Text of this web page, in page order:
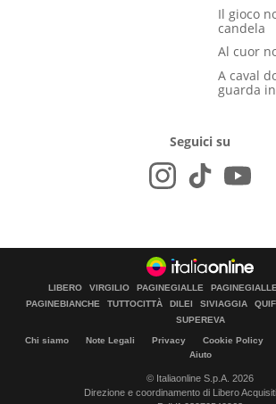
Il gioco
candela
Al cuor
A caval
guarda
Seguici su
LIBERO VIRGILIO PAGINEGIALLE
PAGINEBIANCHE
TUTTOCITTÀ DILEI SIVIAGGIA
SUPEREVA
Chi siamo Note Legali Privacy Cookie Policy
Aiuto
© Italiaonline S.p.A. 2026
Direzione e coordinamento di Libero